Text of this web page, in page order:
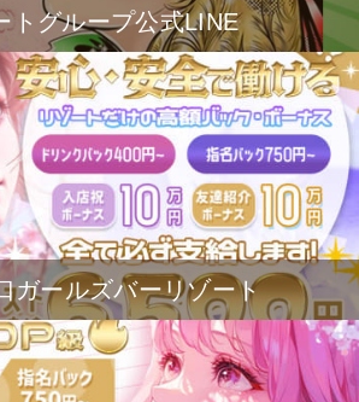
トグループ公式LINE
ガールズバーリゾート